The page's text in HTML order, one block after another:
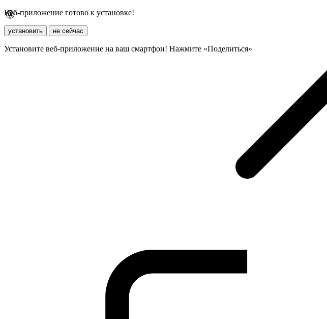
Веб-приложение готово к установке!
установить не сейчас
Установите веб-приложение на ваш смартфон! Нажмите «Поделиться»